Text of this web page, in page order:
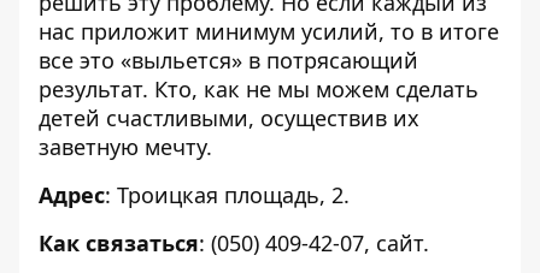
нас приложит минимум усилий, то в итоге
все это «выльется» в потрясающий
результат. Кто, как не мы можем сделать
детей счастливыми, осуществив их
заветную мечту.
Адрес: Троицкая площадь, 2.
Как связаться: (050) 409-42-07, сайт.